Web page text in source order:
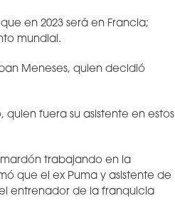
en 2023 será en Francia;
mundial.
Meneses, quien decidió
fuera su asistente en estos
trabajando en la
que el ex Puma y asistente de
el entrenador de la franquicia